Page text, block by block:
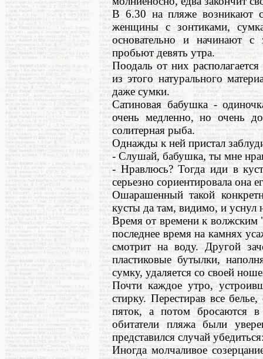
В 6.30 на пляже возникают
женщины с зонтиками,
основательно и начинают
пробьют девять утра.
Поодаль от них
из этого натурального
даже сумки.
Сатиновая бабушка -
очень медленно, но очень
солитерная рыба.
Однажды к ней пристал
- Слушай, бабушка, ты мне
- Нравлюсь? Тогда иди в
серьезно сориентировала она
Ошарашенный такой
кусты да там, видимо, и уснул
Время от времени к волжским
последнее время на камнях
смотрит на воду. Другой
пластиковые бутылки,
сумку, удаляется со своей
Почти каждое утро,
стирку. Перестирав все
пяток, а потом бросаются
обитатели пляжа были
представился случай
Иногда молчаливое